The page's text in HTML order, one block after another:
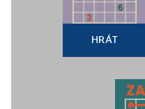
HRÁT